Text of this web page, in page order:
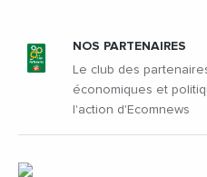
NOS PARTENAIRES
Le club des
économiques et
l'action d'Ecomnews